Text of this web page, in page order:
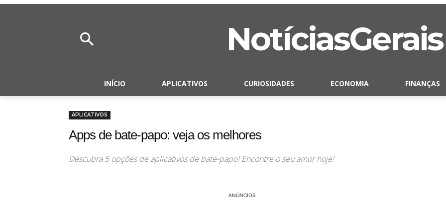
NotíciasGerais
INÍCIO APLICATIVOS CURIOSIDADES ECONOMIA FINANÇAS
APLICATIVOS
Apps de bate-papo: veja os melhores
Descubra 5 opções de aplicativos de bate-papo! Encontre o seu amor hoje!
ANÚNCIOS